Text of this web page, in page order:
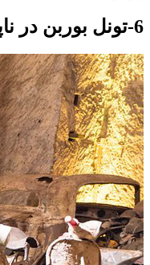
6-تونل بوربن در ناپل ایتالیا